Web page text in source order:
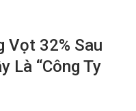
Vọt 32% Sau
Là “công Ty